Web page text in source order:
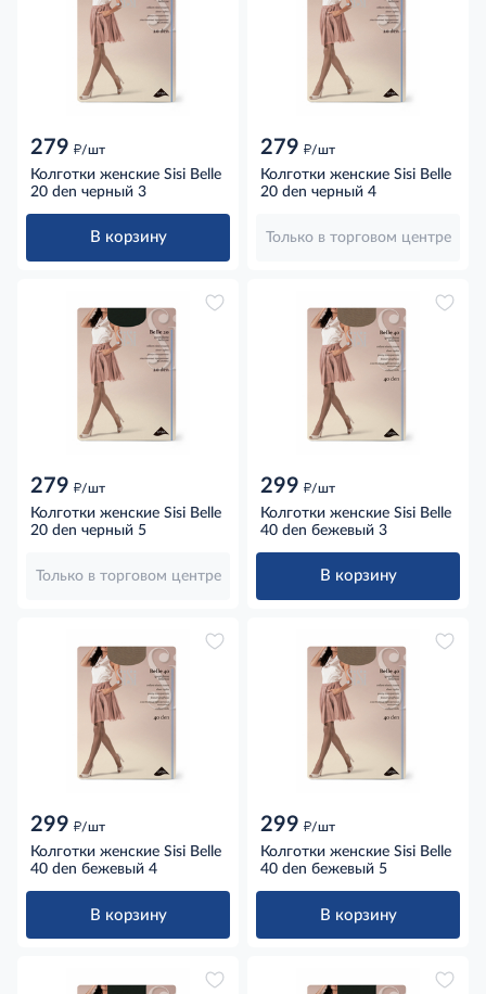
279 д/шт
Колготки женские Sisi Belle
20 den черный 3
В корзину
279 д/шт
Колготки женские Sisi Belle
20 den черный 4
Только в торговом центре
279 д/шт
Колготки женские Sisi Belle
20 den черный 5
Только в торговом центре
299 д/шт
Колготки женские Sisi Belle
40 den бежевый 3
В корзину
299 д/шт
Колготки женские Sisi Belle
40 den бежевый 4
В корзину
299 д/шт
Колготки женские Sisi Belle
40 den бежевый 5
В корзину